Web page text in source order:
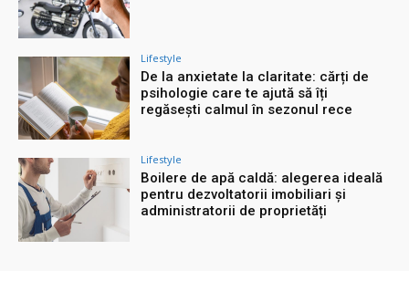
Lifestyle
De la anxietate la claritate: cărți de
psihologie care te ajută să îți
regăsești calmul în sezonul rece
Lifestyle
Boilere de apă caldă: alegerea ideală
pentru dezvoltatorii imobiliari și
administratorii de proprietăți